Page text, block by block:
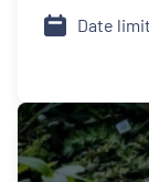
Date